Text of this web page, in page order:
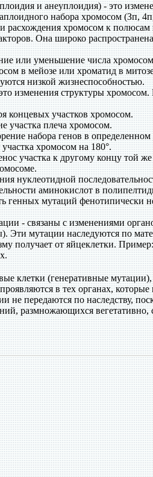
и анеуплоидия) - это
набора хромосом (Зп,
расхождения хромосом к полюсам
Она широко
или уменьшение числа
в мейозе или хроматид в
низкой жизнеспособностью.
изменения структуры
концевых участков хромосом.
участка плеча хромосом.
набора генов в
хромосом на 180°.
участка к другому концу той
нуклеотидной
аминокислот в
генных мутаций фенотипически
- связаны с изменениями
Эти мутации наследуются по
получает от яйцеклетки. Пример:
клетки (генеративные
в тех органах,
не передаются по наследству,
размножающихся